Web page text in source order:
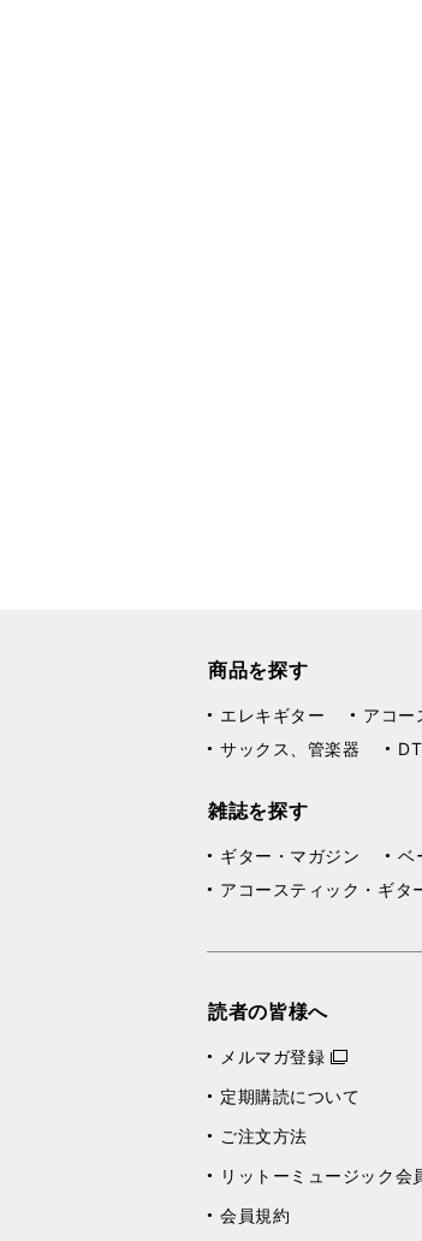
商品を探す
エレキギター アコー
サックス、管楽器
雑誌を探す
ギター・マガジン ベ
アコースティック・ギタ
読者の皆様へ
メルマガ登録
定期購読について
ご注文方法
リットーミュージック会
会員規約